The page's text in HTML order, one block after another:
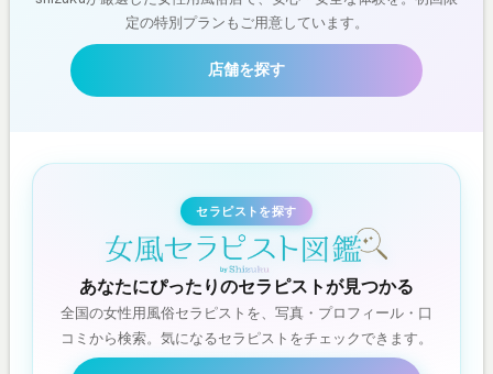
定の特別プランもご用意しています。
店舗を探す
セラピストを探す
あなたにぴったりのセラピストが見つかる
全国の女性用風俗セラピストを、写真・プロフィール・口
コミから検索。気になるセラピストをチェックできます。